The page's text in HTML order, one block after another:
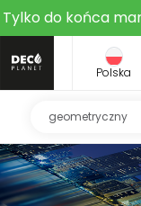
Tylko do końca
Polska